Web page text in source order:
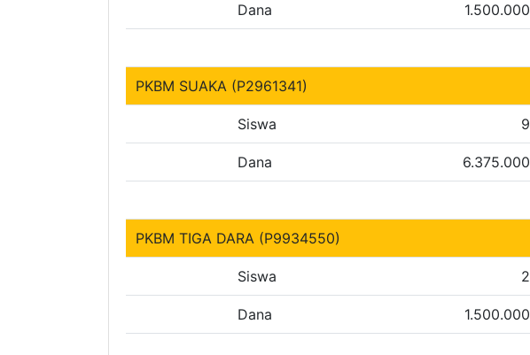
Dana 1.500.000
PKBM SUAKA (P2961341)
Siswa 9
Dana 6.375.000
PKBM TIGA DARA (P9934550)
Siswa 2
Dana 1.500.000